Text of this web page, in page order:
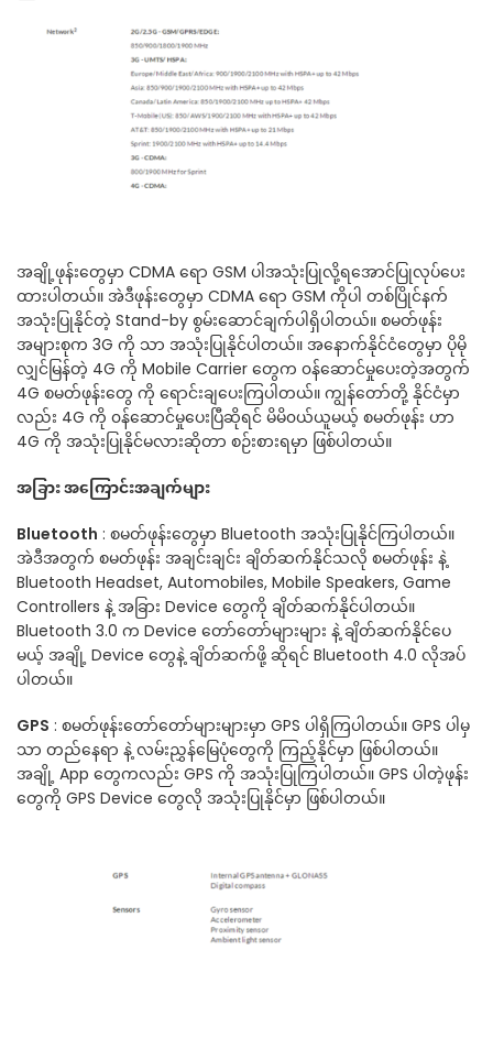
အချို့ဖုန်းတွေမှာ CDMA ရော GSM ပါအသုံးပြုလို့ရအောင်ပြုလုပ်ပေး
ထားပါတယ်။ အဲဒီဖုန်းတွေမှာ CDMA ရော GSM ကိုပါ တစ်ပြိုင်နက်
အသုံးပြုနိုင်တဲ့ Stand-by စွမ်းဆောင်ချက်ပါရှိပါတယ်။ စမတ်ဖုန်း
အများစုက 3G ကို သာ အသုံးပြုနိုင်ပါတယ်။ အနောက်နိုင်ငံတွေမှာ ပိုမို
လျှင်မြန်တဲ့ 4G ကို Mobile Carrier တွေက ၀န်ဆောင်မှုပေးတဲ့အတွက်
4G စမတ်ဖုန်းတွေ ကို ရောင်းချပေးကြပါတယ်။ ကျွန်တော်တို့ နိုင်ငံမှာ
လည်း 4G ကို ၀န်ဆောင်မှုပေးပြီဆိုရင် မိမိ၀ယ်ယူမယ့် စမတ်ဖုန်း ဟာ
4G ကို အသုံးပြုနိုင်မလားဆိုတာ စဉ်းစားရမှာ ဖြစ်ပါတယ်။
အခြား အကြောင်းအချက်များ
Bluetooth : စမတ်ဖုန်းတွေမှာ Bluetooth အသုံးပြုနိုင်ကြပါတယ်။
အဲဒီအတွက် စမတ်ဖုန်း အချင်းချင်း ချိတ်ဆက်နိုင်သလို စမတ်ဖုန်း နဲ့
Bluetooth Headset, Automobiles, Mobile Speakers, Game
Controllers နဲ့ အခြား Device တွေကို ချိတ်ဆက်နိုင်ပါတယ်။
Bluetooth 3.0 က Device တော်တော်များများ နဲ့ ချိတ်ဆက်နိုင်ပေ
မယ့် အချို့ Device တွေနဲ့ ချိတ်ဆက်ဖို့ ဆိုရင် Bluetooth 4.0 လိုအပ်
ပါတယ်။
GPS : စမတ်ဖုန်းတော်တော်များများမှာ GPS ပါရှိကြပါတယ်။ GPS ပါမှ
သာ တည်နေရာ နဲ့ လမ်းညွှန်မြေပုံတွေကို ကြည့်နိုင်မှာ ဖြစ်ပါတယ်။
အချို့ App တွေကလည်း GPS ကို အသုံးပြုကြပါတယ်။ GPS ပါတဲ့ဖုန်း
တွေကို GPS Device တွေလို အသုံးပြုနိုင်မှာ ဖြစ်ပါတယ်။